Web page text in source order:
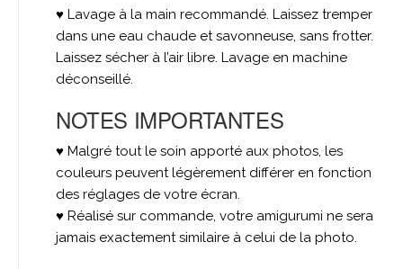
♥ Lavage à la main recommandé. Laissez tremper
dans une eau chaude et savonneuse, sans frotter.
Laissez sécher à l’air libre. Lavage en machine
déconseillé.
NOTES IMPORTANTES
♥ Malgré tout le soin apporté aux photos, les
couleurs peuvent légèrement différer en fonction
des réglages de votre écran.
♥ Réalisé sur commande, votre amigurumi ne sera
jamais exactement similaire à celui de la photo.